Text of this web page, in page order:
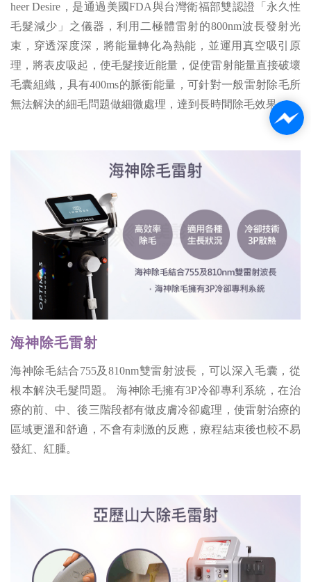
heer Desire，是通過美國FDA與台灣衛福部雙認證「永久性
毛髮減少」之儀器，利用二極體雷射的800nm波長發射光
束，穿透深度深，將能量轉化為熱能，並運用真空吸引原
理，將表皮吸起，使毛髮接近能量，促使雷射能量直接破壞
毛囊組織，具有400ms的脈衝能量，可針對一般雷射除毛所
無法解決的細毛問題做細微處理，達到長時間除毛效果。
海神除毛雷射
海神除毛結合755及810nm雙雷射波長，可以深入毛囊，從
根本解決毛髮問題。 海神除毛擁有3P冷卻專利系統，在治
療的前、中、後三階段都有做皮膚冷卻處理，使雷射治療的
區域更溫和舒適，不會有刺激的反應，療程結束後也較不易
發紅、紅腫。